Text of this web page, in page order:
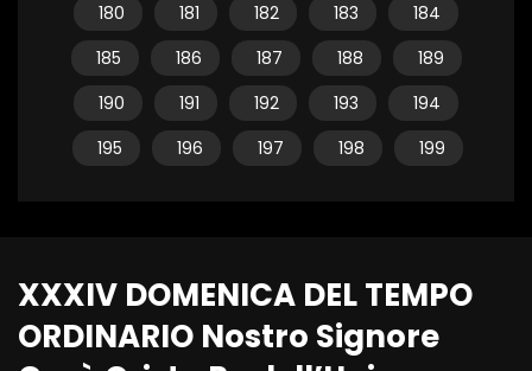
180
181 182 183
184
185
186 187 188
189
190
191 192 193
194
195
196 197 198 199
XXXIV DOMENICA DEL TEMPO
ORDINARIO Nostro Signore